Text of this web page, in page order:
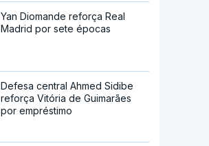
Yan Diomande reforça Real
Madrid por sete épocas
Defesa central Ahmed Sidibe
reforça Vitória de Guimarães
por empréstimo